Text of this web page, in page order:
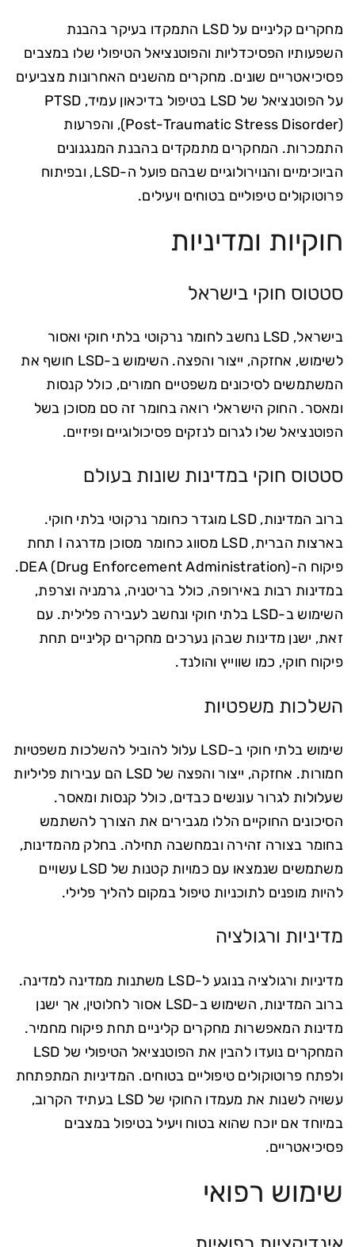
מחקרים קליניים על LSD התמקדו בעיקר בהבנת
השפעותיו הפסיכדליות והפוטנציאל הטיפולי שלו במצבים
פסיכיאטריים שונים. מחקרים מהשנים האחרונות מצביעים
על הפוטנציאל של LSD בטיפול בדיכאון עמיד, PTSD
(Post-Traumatic Stress Disorder), והפרעות
התמכרות. המחקרים מתמקדים בהבנת המנגנונים
הביוכימיים והנוירולוגיים שבהם פועל ה-LSD, ובפיתוח
פרוטוקולים טיפוליים בטוחים ויעילים.
חוקיות ומדיניות
סטטוס חוקי בישראל
בישראל, LSD נחשב לחומר נרקוטי בלתי חוקי ואסור
לשימוש, אחזקה, ייצור והפצה. השימוש ב-LSD חושף את
המשתמשים לסיכונים משפטיים חמורים, כולל קנסות
ומאסר. החוק הישראלי רואה בחומר זה סם מסוכן בשל
הפוטנציאל שלו לגרום לנזקים פסיכולוגיים ופיזיים.
סטטוס חוקי במדינות שונות בעולם
ברוב המדינות, LSD מוגדר כחומר נרקוטי בלתי חוקי.
בארצות הברית, LSD מסווג כחומר מסוכן מדרגה I תחת
פיקוח ה-DEA (Drug Enforcement Administration).
במדינות רבות באירופה, כולל בריטניה, גרמניה וצרפת,
השימוש ב-LSD בלתי חוקי ונחשב לעבירה פלילית. עם
זאת, ישנן מדינות שבהן נערכים מחקרים קליניים תחת
פיקוח חוקי, כמו שווייץ והולנד.
השלכות משפטיות
שימוש בלתי חוקי ב-LSD עלול להוביל להשלכות משפטיות
חמורות. אחזקה, ייצור והפצה של LSD הם עבירות פליליות
שעלולות לגרור עונשים כבדים, כולל קנסות ומאסר.
הסיכונים החוקיים הללו מגבירים את הצורך להשתמש
בחומר בצורה זהירה ובמחשבה תחילה. בחלק מהמדינות,
משתמשים שנמצאו עם כמויות קטנות של LSD עשויים
להיות מופנים לתוכניות טיפול במקום להליך פלילי.
מדיניות ורגולציה
מדיניות ורגולציה בנוגע ל-LSD משתנות ממדינה למדינה.
ברוב המדינות, השימוש ב-LSD אסור לחלוטין, אך ישנן
מדינות המאפשרות מחקרים קליניים תחת פיקוח מחמיר.
המחקרים נועדו להבין את הפוטנציאל הטיפולי של LSD
ולפתח פרוטוקולים טיפוליים בטוחים. המדיניות המתפתחת
עשויה לשנות את מעמדו החוקי של LSD בעתיד הקרוב,
במיוחד אם יוכח שהוא בטוח ויעיל בטיפול במצבים
פסיכיאטריים.
שימוש רפואי